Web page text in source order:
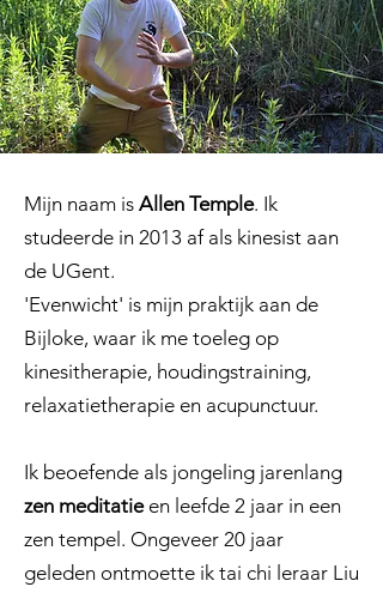
Mijn naam is Allen Temple. Ik
studeerde in 2013 af als kinesist aan
de UGent.
'Evenwicht' is mijn praktijk aan de
Bijloke, waar ik me toeleg op
kinesitherapie, houdingstraining,
relaxatietherapie en acupunctuur.
Ik beoefende als jongeling jarenlang
zen meditatieen leefde 2 jaar in een
zen tempel. Ongeveer 20 jaar
geleden ontmoette ik tai chi leraar Liu